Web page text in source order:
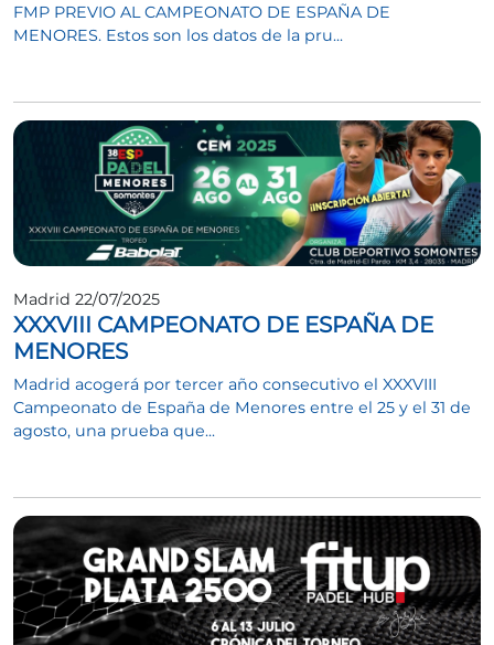
FMP PREVIO AL CAMPEONATO DE ESPAÑA DE
MENORES. Estos son los datos de la pru...
Madrid 22/07/2025
XXXVIII CAMPEONATO DE ESPAÑA DE
MENORES
Madrid acogerá por tercer año consecutivo el XXXVIII
Campeonato de España de Menores entre el 25 y el 31 de
agosto, una prueba que...